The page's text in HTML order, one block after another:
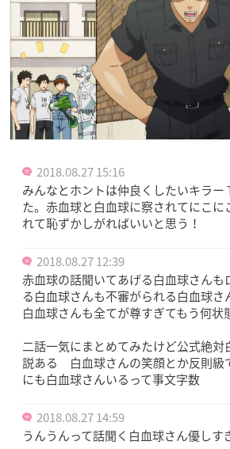
2018.08.27 15:16
みんなとホントは仲良くしたいキラー
た。赤血球と白血球に察されてにこに
れて恥ずかしがればいいと思う！
2018.08.27 12:39
赤血球の話聞いてあげる白血球さんも
る白血球さんも不審がられる白血球さ
白血球さんも全てが尊すぎてもう何状
二話一気にまとめてみたけど公式絶対
説ある 白血球さんの笑顔とか反則級
にも白血球さんいるって事文字数
2018.08.27 14:59
うんうんって話聞く白血球さん優しす